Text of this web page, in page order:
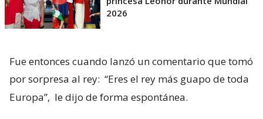
2026
Fue entonces cuando lanzó un comentario que tomó
por sorpresa al rey: “Eres el rey más guapo de toda
Europa”, le dijo de forma espontánea.